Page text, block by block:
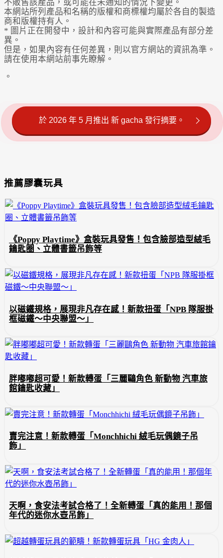
不販售該產品，或可能在未通知的情況下變更。
本網站所列產品和名稱的版權和商標權均屬於各自的製造
商和版權持有人。
* 圖片正在開發中，設計和內容可能與實際產品有部分差
異。
但是，如果內容有任何差異，則以官方網站的資訊為準。
請在使用本網站前事先瞭解。
。
於 2026 年 5 月推出 新 gacha 發行摘要。
推薦膠囊玩具
《Poppy Playtime》盒裝玩具發售！包含臉部造型絨毛
鑰匙圈、立體書籤吊飾等
以磁鐵規格，展現非凡存在感！新款扭蛋「NPB 隊服掛
框磁鐵～中央聯盟～」
胖嘟嘟超可愛！新款轉蛋「三麗鷗角色 新動物 汽車旅
館鑰匙收藏」
賣完注意！新款轉蛋「Monchhichi 絨毛玩偶鏡子吊
飾」
天啊，食安法考試合格了！全新轉蛋「真的能用！那個
年代的迷你水壺吊飾」